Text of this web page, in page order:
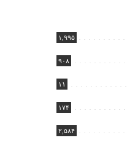
۱,۹۹۵
۹۰۸
۱۱
۱۷۴
۲,۵۸۴